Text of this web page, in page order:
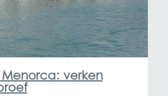
verken